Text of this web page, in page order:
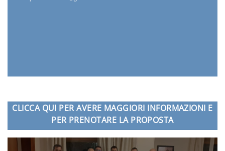
CLICCA QUI PER AVERE MAGGIORI INFORMAZIONI E
PER PRENOTARE LA PROPOSTA